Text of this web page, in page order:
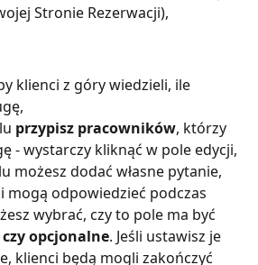
Stronie Rezerwacji),
klienci z góry wiedzieli, ile
przypisz pracowników, którzy
- wystarczy kliknąć w pole edycji,
możesz dodać własne pytanie,
mogą odpowiedzieć podczas
wybrać, czy to pole ma być
opcjonalne. Jeśli ustawisz je
klienci będą mogli zakończyć